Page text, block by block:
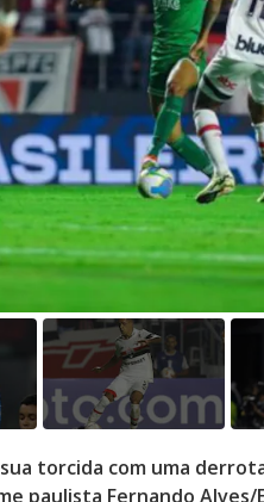
torcida com uma
paulista Fernando Alves/